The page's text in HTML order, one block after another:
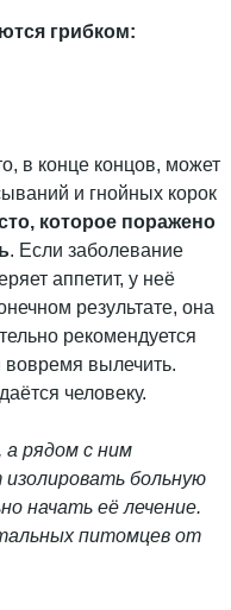
грибком:
в конце концов, может
и гнойных корок
которое поражено
. Если заболевание
аппетит, у неё
результате, она
рекомендуется
вовремя вылечить.
человеку.
а рядом с ним
больную
начать её лечение.
питомцев от